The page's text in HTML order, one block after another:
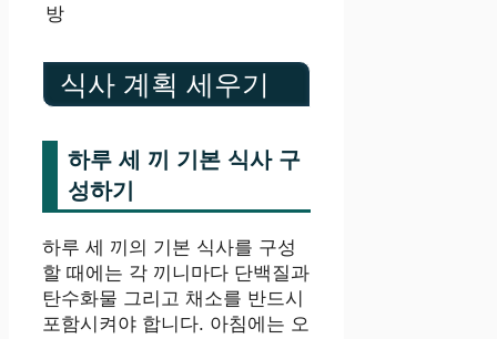
방
식사 계획 세우기
하루 세 끼 기본 식사 구
성하기
하루 세 끼의 기본 식사를 구성
할 때에는 각 끼니마다 단백질과
탄수화물 그리고 채소를 반드시
포함시켜야 합니다. 아침에는 오